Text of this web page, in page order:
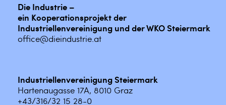
Die Industrie –
ein Kooperationsprojekt der
Industriellenvereinigung und der WKO Steiermark
office@dieindustrie.at
Industriellenvereinigung Steiermark
Hartenaugasse 17A, 8010 Graz
+43/316/32 15 28-0